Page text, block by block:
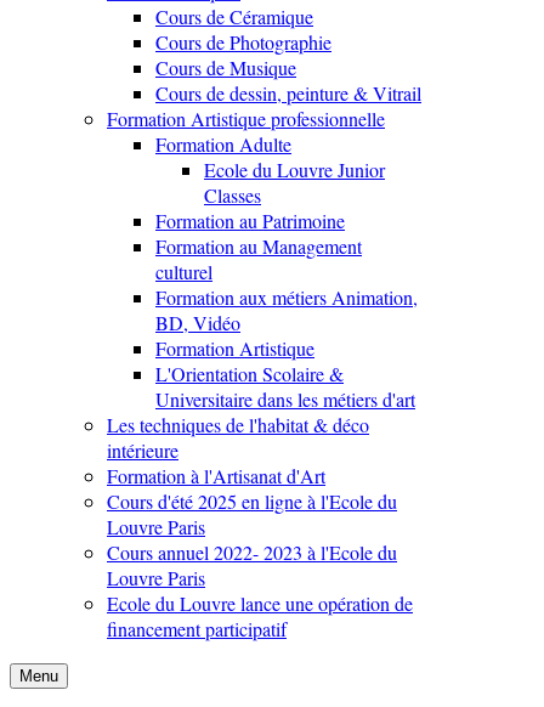
Cours de Céramique
Cours de Photographie
Cours de Musique
Cours de dessin, peinture & Vitrail
Formation Artistique professionnelle
Formation Adulte
Ecole du Louvre Junior
Classes
Formation au Patrimoine
Formation au Management
culturel
Formation aux métiers Animation,
BD, Vidéo
Formation Artistique
L'Orientation Scolaire &
Universitaire dans les métiers d'art
Les techniques de l'habitat & déco
intérieure
Formation à l'Artisanat d'Art
Cours d'été 2025 en ligne à l'Ecole du
Louvre Paris
Cours annuel 2022- 2023 à l'Ecole du
Louvre Paris
Ecole du Louvre lance une opération de
financement participatif
Menu